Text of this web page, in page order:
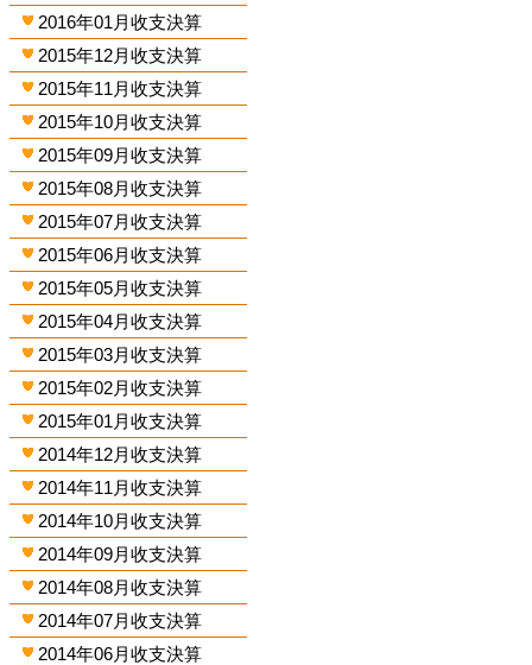
2016年01月收支決算
2015年12月收支決算
2015年11月收支決算
2015年10月收支決算
2015年09月收支決算
2015年08月收支決算
2015年07月收支決算
2015年06月收支決算
2015年05月收支決算
2015年04月收支決算
2015年03月收支決算
2015年02月收支決算
2015年01月收支決算
2014年12月收支決算
2014年11月收支決算
2014年10月收支決算
2014年09月收支決算
2014年08月收支決算
2014年07月收支決算
2014年06月收支決算